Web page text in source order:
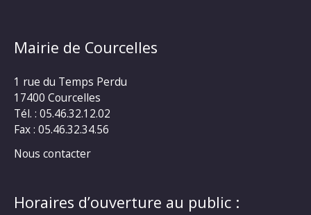
Mairie de Courcelles
1 rue du Temps Perdu
17400 Courcelles
Tél. : 05.46.32.12.02
Fax : 05.46.32.34.56
Nous contacter
Horaires d’ouverture au public :